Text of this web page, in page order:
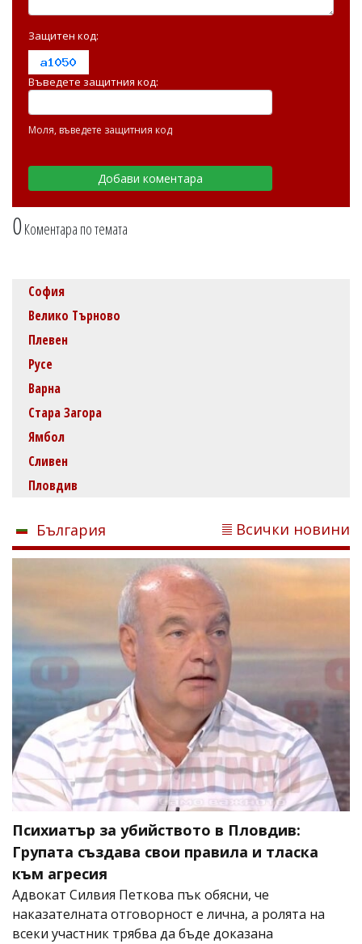
0Коментара по темата
Защитен код:
Въведете защитния код:
Моля, въведете защитния код
София
Велико Търново
Плевен
Русе
Варна
Стара Загора
Ямбол
Сливен
Пловдив
България Всички новини
Психиатър за убийството в Пловдив:
Групата създава свои правила и тласка
към агресия
Адвокат Силвия Петкова пък обясни, че
наказателната отговорност е лична, а ролята на
всеки участник трябва да бъде доказана